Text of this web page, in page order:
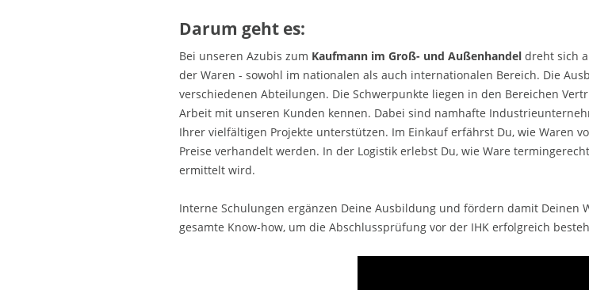
Darum geht es:
Bei unseren Azubis zum Kaufmann im Groß- und Außenhandeldreht sich
der Waren - sowohl im nationalen als auch internationalen Bereich. Die
verschiedenen Abteilungen. Die Schwerpunkte liegen in den Bereichen
Arbeit mit unseren Kunden kennen. Dabei sind namhafte
Ihrer vielfältigen Projekte unterstützen. Im Einkauf erfährst Du, wie Waren
Preise verhandelt werden. In der Logistik erlebst Du, wie Ware
ermittelt wird.
Interne Schulungen ergänzen Deine Ausbildung und fördern damit Deinen
gesamte Know-how, um die Abschlussprüfung vor der IHK erfolgreich